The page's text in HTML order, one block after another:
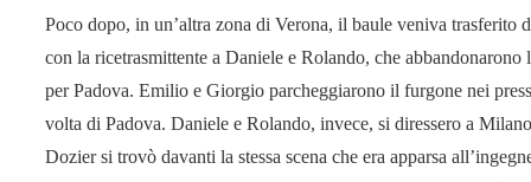
Poco dopo, in un’altra zona di Verona, il baule veniva
con la ricetrasmittente a Daniele e Rolando, che
per Padova. Emilio e Giorgio parcheggiarono il furgone nei
volta di Padova. Daniele e Rolando, invece, si diressero a
Dozier si trovò davanti la stessa scena che era apparsa